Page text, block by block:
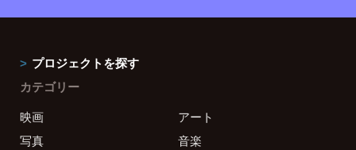
プロジェクトを探す
カテゴリー
映画
アート
写真
音楽